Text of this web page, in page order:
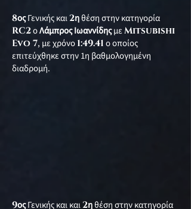
8οςΓενικής και2ηθέση στην κατηγορία
RC2οΛάμπρος ΙωαννίδηςμεMitsubishi
Evo 7, με χρόνο1:49.41ο οποίος
επιτεύχθηκε στην 1η βαθμολογημένη
διαδρομή.
9οςΓενικής και και2ηθέση στην κατηγορία